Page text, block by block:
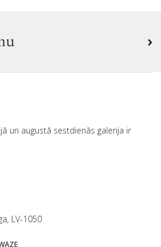
un augustā sestdienās galerija ir
LV-1050